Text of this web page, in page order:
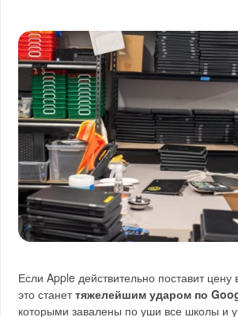
Если Apple действительно поставит
это станеттяжелейшим ударом по
которыми завалены по уши все школы и